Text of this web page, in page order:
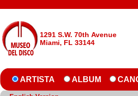
1291 S.W. 70th Avenue
Miami, FL 33144
ARTISTA ALBUM